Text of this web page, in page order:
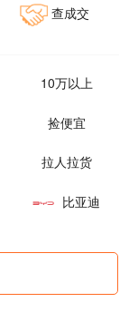
查成交
10万以上
捡便宜
拉人拉货
比亚迪